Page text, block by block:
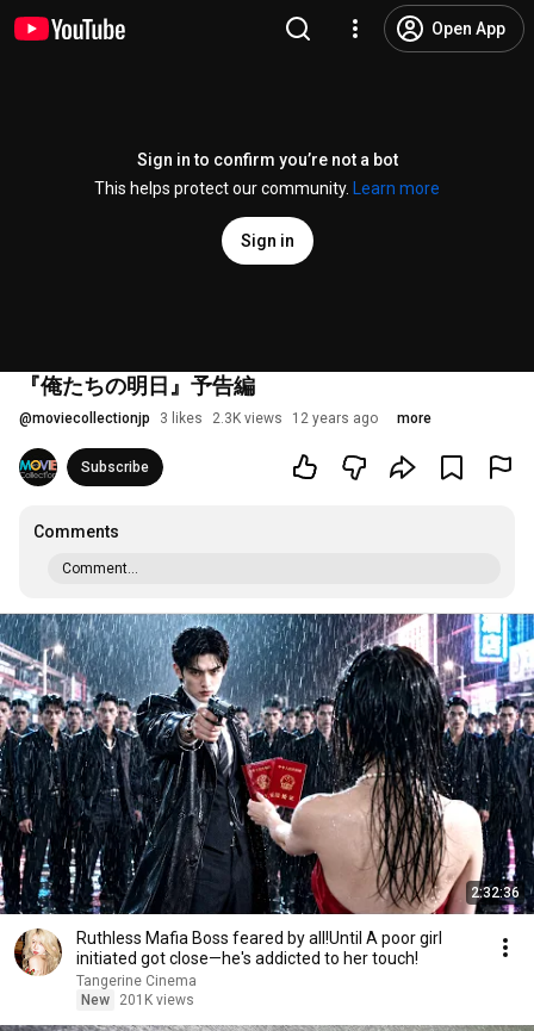
Open App
Sign in to confirm you’re not a bot
This helps protect our community.
Learn more
Sign in
『俺たちの明日』予告編
@moviecollectionjp 3 likes 2.3K views 12 years ago more
Subscribe
Comments
Comment...
2:32:36
Ruthless Mafia Boss feared by all!Until A poor girl
initiated got close—he's addicted to her touch!
Tangerine Cinema
New
201K views